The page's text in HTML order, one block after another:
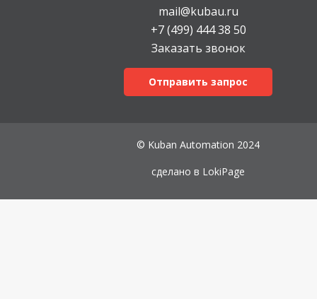
mail@kubau.ru
+7 (499) 444 38 50
Заказать звонок
Отправить запрос
© Kuban Automation 2024
сделано в LokiPage